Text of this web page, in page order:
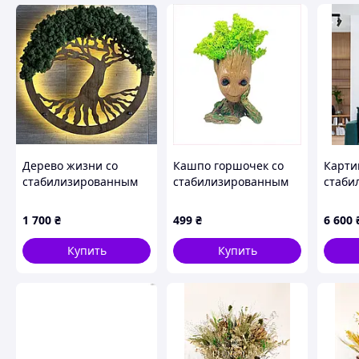
Дерево жизни со
стабилизированным
мхом, панно из мха,
круглое дерево жизни
с подсветкой
1 700 ₴
Купить
Кашпо горшочек со
стабилизированным
14x10x7,5 см Бежевый
(2417687619)
883H938K3
499 ₴
Купить
50 х
6 600